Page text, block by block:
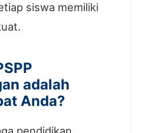
siswa memiliki
adalah
Anda?